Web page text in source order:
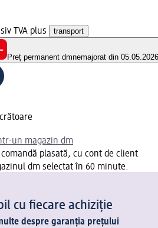
TVA plus transport
Preț permanent dmnemajorat din 05.05.2026
un magazin dm
plasată, cu cont de client
dm selectat în 60 minute.
cu fiecare achiziție
despre garanția prețului